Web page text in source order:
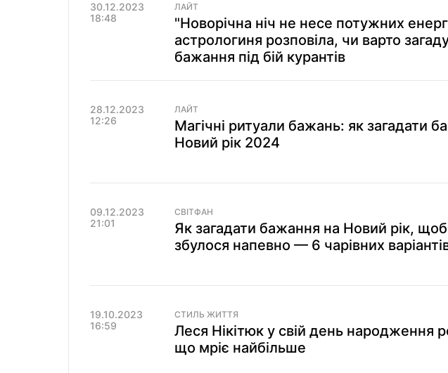
30.12.2023
18:48
ЛАЙТ
"Новорічна ніч не несе потужних
астрологиня розповіла, чи варто
бажання під бій курантів
28.12.2023
12:26
ЛАЙТ
Магічні ритуали бажань: як загадати
Новий рік 2024
09.12.2023
21:01
СВІТФАН
Як загадати бажання на Новий рік,
збулося напевно — 6 чарівних
19.10.2023
16:59
СТИЛЬ ЖИТТЯ
Леся Нікітюк у свій день народження
що мріє найбільше